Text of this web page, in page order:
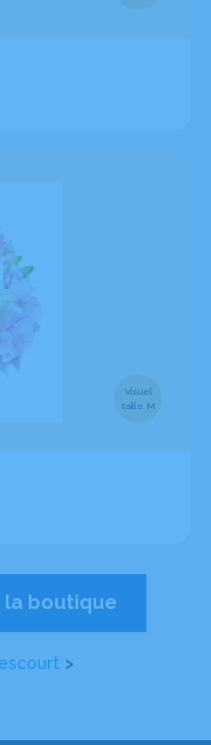
>
Visuel
taille M
la boutique